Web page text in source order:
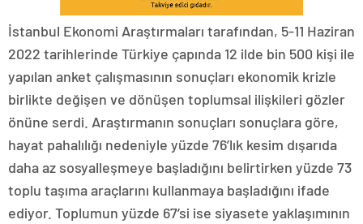
İstanbul Ekonomi Araştırmaları tarafından, 5-11 Haziran
2022 tarihlerinde Türkiye çapında 12 ilde bin 500 kişi ile
yapılan anket çalışmasının sonuçları ekonomik krizle
birlikte değişen ve dönüşen toplumsal ilişkileri gözler
önüne serdi. Araştırmanın sonuçları sonuçlara göre,
hayat pahalılığı nedeniyle yüzde 76’lık kesim dışarıda
daha az sosyalleşmeye başladığını belirtirken yüzde 73
toplu taşıma araçlarını kullanmaya başladığını ifade
ediyor. Toplumun yüzde 67’si ise siyasete yaklaşımının